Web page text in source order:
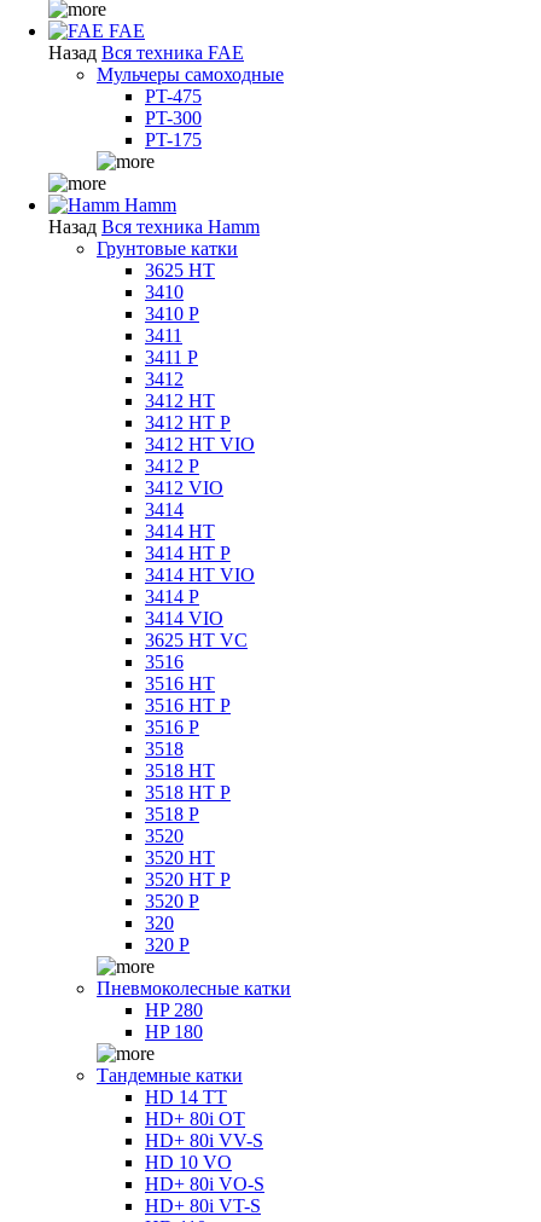
FAE
Назад Вся техника FAE
Мульчеры самоходные
PT-475
PT-300
PT-175
Hamm
Назад Вся техника Hamm
Грунтовые катки
3625 HT
3410
3410 P
3411
3411 P
3412
3412 HT
3412 HT P
3412 HT VIO
3412 P
3412 VIO
3414
3414 HT
3414 HT P
3414 HT VIO
3414 P
3414 VIO
3625 HT VC
3516
3516 HT
3516 HT P
3516 P
3518
3518 HT
3518 HT P
3518 P
3520
3520 HT
3520 HT P
3520 P
320
320 P
Пневмоколесные катки
HP 280
HP 180
Тандемные катки
HD 14 TT
HD+ 80i OT
HD+ 80i VV-S
HD 10 VO
HD+ 80i VO-S
HD+ 80i VT-S